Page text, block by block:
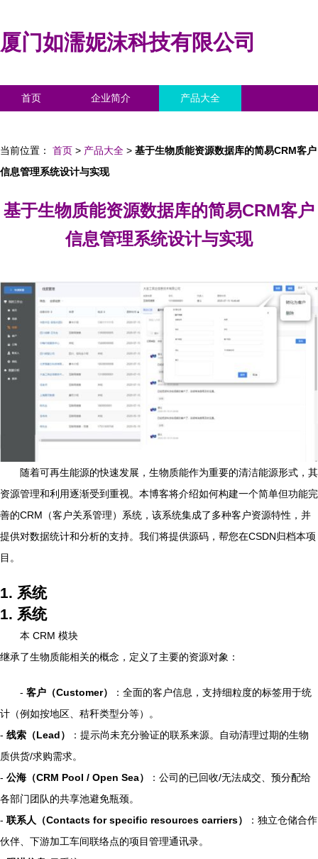
厦门如濡妮沫科技有限公司
首页 企业简介 产品大全
当前位置： 首页 > 产品大全 > 基于生物质能资源数据库的简易CRM客户
信息管理系统设计与实现
基于生物质能资源数据库的简易CRM客户
信息管理系统设计与实现
随着可再生能源的快速发展，生物质能作为重要的清洁能源形式，其
资源管理和利用逐渐受到重视。本博客将介绍如何构建一个简单但功能完
善的CRM（客户关系管理）系统，该系统集成了多种客户资源特性，并
提供对数据统计和分析的支持。我们将提供源码，帮您在CSDN归档本项
目。
1. 系统
1. 系统
本 CRM 模块
继承了生物质能相关的概念，定义了主要的资源对象：
- 客户（Customer）
：全面的客户信息，支持细粒度的标签用于统
计（例如按地区、秸秆类型分等）。
- 线索（Lead）
：提示尚未充分验证的联系来源。自动清理过期的生物
质供货/求购需求。
- 公海（CRM Pool / Open Sea）
：公司的已回收/无法成交、预分配给
各部门团队的共享池避免瓶颈。
- 联系人（Contacts for specific resources carriers）
：独立仓储合作
伙伴、下游加工车间联络点的项目管理通讯录。